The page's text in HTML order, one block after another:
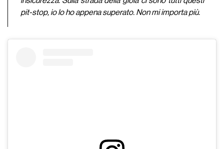
pit-stop, io lo ho appena superato. Non mi importa più.